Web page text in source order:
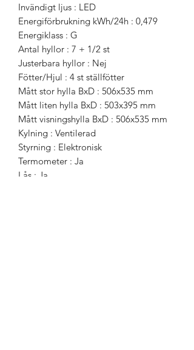
Invändigt ljus : LED
Energiförbrukning kWh/24h : 0,479
Energiklass : G
Antal hyllor : 7 + 1/2 st
Justerbara hyllor : Nej
Fötter/Hjul : 4 st ställfötter
Mått stor hylla BxD : 506x535 mm
Mått liten hylla BxD : 503x395 mm
Mått visningshylla BxD : 506x535 mm
Kylning : Ventilerad
Styrning : Elektronisk
Termometer : Ja
Lås : Ja